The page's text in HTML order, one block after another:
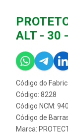
ALT - 30
Código do
Código: 8228
Código NCM:
Código de
Marca: